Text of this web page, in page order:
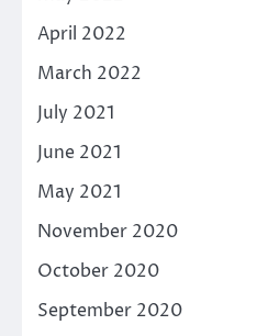
April 2022
March 2022
July 2021
June 2021
May 2021
November 2020
October 2020
September 2020